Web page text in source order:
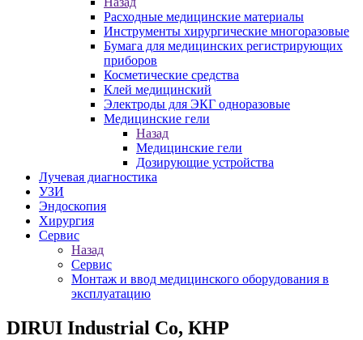
Расходные медицинские материалы
Инструменты хирургические многоразовые
Бумага для медицинских регистрирующих
приборов
Косметические средства
Клей медицинский
Электроды для ЭКГ одноразовые
Медицинские гели
Назад
Медицинские гели
Дозирующие устройства
Лучевая диагностика
УЗИ
Эндоскопия
Хирургия
Сервис
Назад
Сервис
Монтаж и ввод медицинского оборудования в
эксплуатацию
DIRUI Industrial Co, КНР